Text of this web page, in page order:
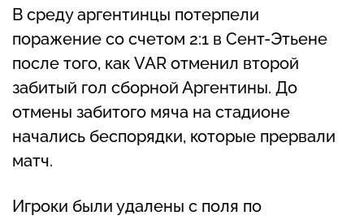
В среду аргентинцы потерпели
поражение со счетом 2:1 в Сент-Этьене
после того, как VAR отменил второй
забитый гол сборной Аргентины. До
отмены забитого мяча на стадионе
начались беспорядки, которые прервали
матч.
Игроки были удалены с поля по